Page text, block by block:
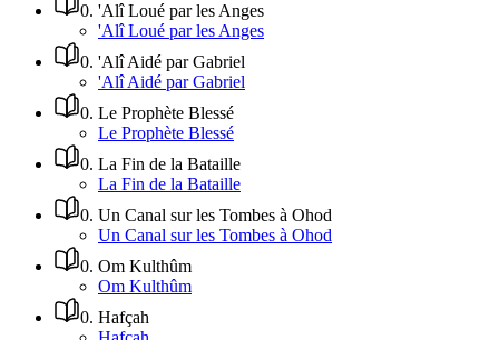
0. 'Alî Loué par les Anges
'Alî Loué par les Anges
0. 'Alî Aidé par Gabriel
'Alî Aidé par Gabriel
0. Le Prophète Blessé
Le Prophète Blessé
0. La Fin de la Bataille
La Fin de la Bataille
0. Un Canal sur les Tombes à Ohod
Un Canal sur les Tombes à Ohod
0. Om Kulthûm
Om Kulthûm
0. Hafçah